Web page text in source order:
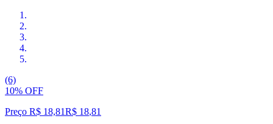
(6)
10% OFF
Preço R$ 18,81R$ 18,81